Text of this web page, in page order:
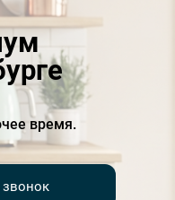
время.
звонок